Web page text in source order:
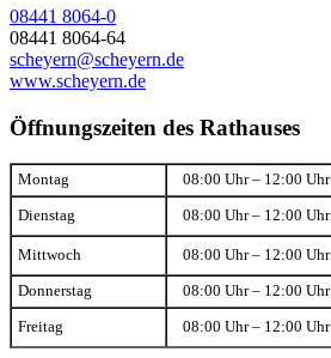
08441 8064-0
08441 8064-64
scheyern@scheyern.de
www.scheyern.de
Öffnungszeiten des Rathauses
Montag 08:00 Uhr – 12:00 Uhr
Dienstag 08:00 Uhr – 12:00 Uhr
Mittwoch 08:00 Uhr – 12:00 Uhr
Donnerstag 08:00 Uhr – 12:00 Uhr
Freitag 08:00 Uhr – 12:00 Uhr